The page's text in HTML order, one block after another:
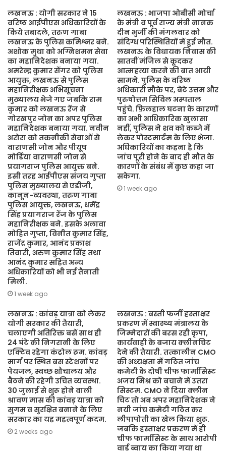
लखनऊ : योगी सरकार ने 15
वरिष्ठ आईपीएस अधिकारियों के
किये तबादले, तरुण गाबा
लखनऊ के पुलिस कमिश्नर बने.
अशोक मुथा को अग्निशमन सेवा
का महानिदेशक बनाया गया.
अमरेन्द्र कुमार सेंगर को पुलिस
आयुक्त, लखनऊ से पुलिस
महानिरीक्षक अभिसूचना
मुख्यालय भेजे गए जबकि राम
कुमार को लखनऊ रेंज से
गोरखपुर जोन का अपर पुलिस
महानिदेशक बनाया गया. नवीन
अरोरा को तकनीकी सेवाओं से
वाराणसी जोन और पीयूष
मोर्डिया वाराणसी जोन से
प्रयागराज पुलिस आयुक्त बने.
इसी तरह आईपीएस संजय गुप्ता
पुलिस मुख्यालय से एडीजी,
कानून-व्यवस्था, तरुण गाबा
पुलिस आयुक्त, लखनऊ, धर्मेंद्र
सिंह प्रयागराज रेंज के पुलिस
महानिरीक्षक बने. इसके अलावा
मोहित गुप्ता, विनीत कुमार सिंह,
राजेंद्र कुमार, आनंद प्रकाश
तिवारी, अरुण कुमार सिंह तथा
आनंद कुमार सहित अन्य
अधिकारियों को भी नई तैनाती
मिली.
1 week ago
लखनऊ : भाजपा ओबीसी मोर्चा
के मंत्री व पूर्व राज्य मंत्री नानक
दीन भुर्जी की मंगलवार को
संदिग्ध परिस्थितियों में हुई मौत.
लखनऊ के विधायक निवास की
सातवीं मंजिल से कूदकर
आत्महत्या करने की बात आयी
सामने. पुलिस के वरिष्ठ
अधिकारी मौके पर, बेटे उत्तम और
पुरुषोत्तम सिविल अस्पताल
पहुंचे. फ़िलहाल घटना के कारणों
का अभी आधिकारिक खुलासा
नहीं, पुलिस ने शव को कब्जे में
लेकर पोस्टमार्टम के लिए भेजा.
अधिकारियों का कहना है कि
जांच पूरी होने के बाद ही मौत के
कारणों के संबंध में कुछ कहा जा
सकेगा.
1 week ago
लखनऊ : कांवड़ यात्रा को लेकर
योगी सरकार की तैयारी,
चलाएगी अतिरिक्त बसें साथ ही
24 घंटे की निगरानी के लिए
एक्टिव रहेगा कंट्रोल रूम. कांवड़
मार्ग पर स्थित बस स्टेशनों पर
पेयजल, स्वच्छ शौचालय और
बैठने की रहेगी उचित व्यवस्था.
30 जुलाई से शुरू होने वाली
श्रावण मास की कांवड़ यात्रा को
सुगम व सुरक्षित बनाने के लिए
सरकार का यह महत्वपूर्ण कदम.
2 weeks ago
लखनऊ : बस्ती फर्जी हस्ताक्षर
प्रकरण में स्वास्थ्य मंत्रालय के
जिम्मेदारों की बरस रही कृपा,
कार्यवाही के बजाय क्लीनचिट
देने की तैयारी. तत्कालीन CMO
की अध्यक्षता में गठित जांच
कमेटी के दोषी चीफ फार्मासिस्ट
अजय मिश्र को बचाने में उतरा
सिस्टम. CMO ने दिया क्लीन
चिट तो अब अपर महानिदेशक ने
नयी जांच कमेटी गठित कर
लीपापोती का खेल किया शुरू.
जबकि हस्ताक्षर प्रकरण में ही
चीफ फार्मासिस्ट के साथ आरोपी
वार्ड ब्वाय का किया गया था